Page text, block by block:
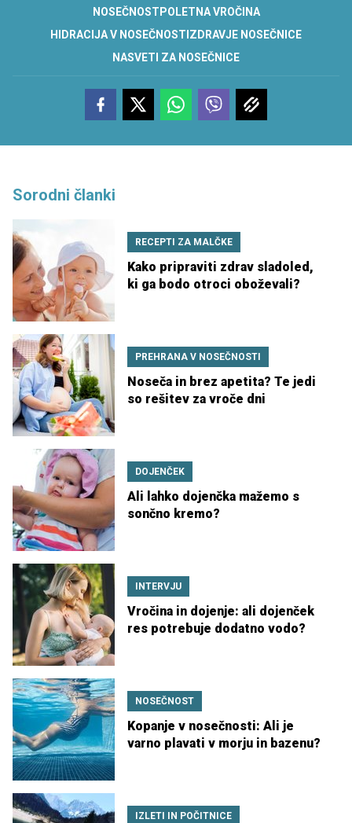
NOSEČNOST POLETNA VROČINA
HIDRACIJA V NOSEČNOSTI ZDRAVJE NOSEČNICE
NASVETI ZA NOSEČNICE
Sorodni članki
RECEPTI ZA MALČKE
Kako pripraviti zdrav sladoled,
ki ga bodo otroci oboževali?
PREHRANA V NOSEČNOSTI
Noseča in brez apetita? Te jedi
so rešitev za vroče dni
DOJENČEK
Ali lahko dojenčka mažemo s
sončno kremo?
INTERVJU
Vročina in dojenje: ali dojenček
res potrebuje dodatno vodo?
NOSEČNOST
Kopanje v nosečnosti: Ali je
varno plavati v morju in bazenu?
IZLETI IN POČITNICE